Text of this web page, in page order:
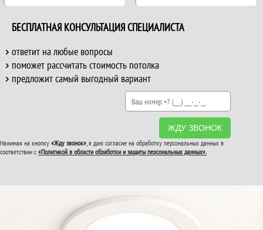
БЕСПЛАТНАЯ КОНСУЛЬТАЦИЯ СПЕЦИАЛИСТА
ответит на любые вопросы
поможет рассчитать стоимость потолка
предложит самый выгодный вариант
ЖДУ ЗВОНОК
Нажимая на кнопку «Жду звонок», я даю согласие на обработку персональных данных в
соответствии с «Политикой в области обработки и защиты персональных данных».